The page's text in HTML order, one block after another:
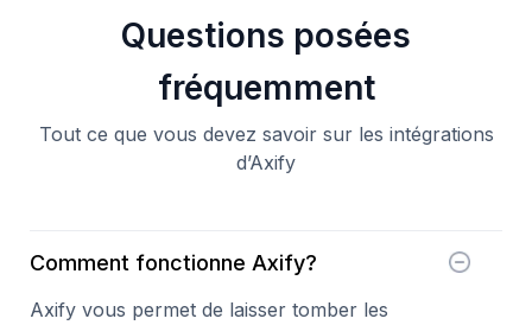
Questions posées
fréquemment
Tout ce que vous devez savoir sur les intégrations
d’Axify
Comment fonctionne Axify?
Axify vous permet de laisser tomber les